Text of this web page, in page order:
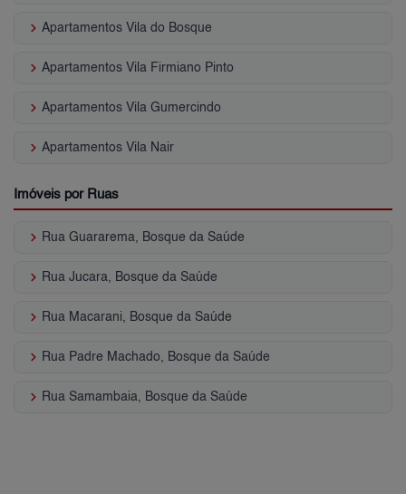
keyboard_arrow_right Apartamentos Vila do Bosque
keyboard_arrow_right Apartamentos Vila Firmiano Pinto
keyboard_arrow_right Apartamentos Vila Gumercindo
keyboard_arrow_right Apartamentos Vila Nair
Imóveis por Ruas
keyboard_arrow_right Rua Guararema, Bosque da Saúde
keyboard_arrow_right Rua Jucara, Bosque da Saúde
keyboard_arrow_right Rua Macarani, Bosque da Saúde
keyboard_arrow_right Rua Padre Machado, Bosque da Saúde
keyboard_arrow_right Rua Samambaia, Bosque da Saúde